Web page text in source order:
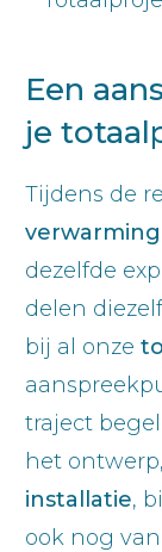
Een
je
Tijdens de
verwarming
dezelfde
delen
bij al onze
traject
het
installatie,
ook nog